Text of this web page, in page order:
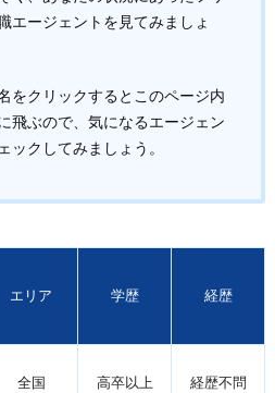
エージェントを見てみましょ
をクリックするとこのページ内
飛ぶので、気になるエージェン
ックしてみましょう。
エリア 学歴 経歴
全国 高卒以上 経歴不問